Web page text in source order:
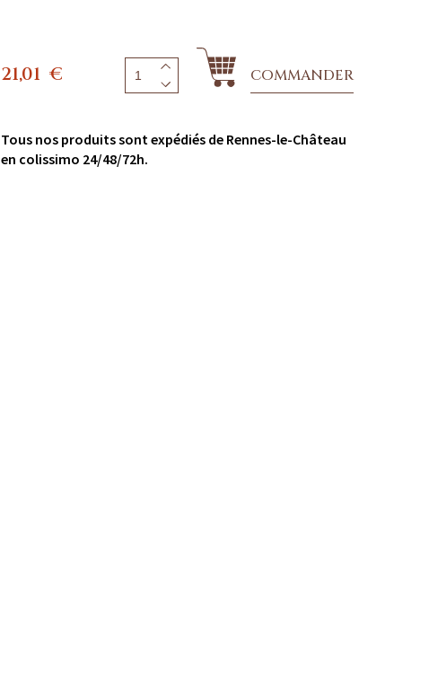
21,01 € COMMANDER
Tous nos produits sont expédiés de Rennes-le-Château
en colissimo 24/48/72h.